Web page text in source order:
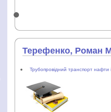
Терефенко, Роман
Трубопровідний транспорт